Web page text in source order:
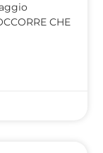
CHE